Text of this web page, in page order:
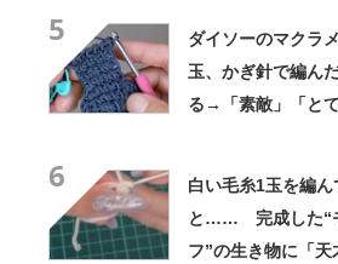
5
ダイソーのマクラ
玉、かぎ針で編ん
る→「素敵」「と
6
白い毛糸1玉を編ん
と…… 完成した“
フ”の生き物に「天